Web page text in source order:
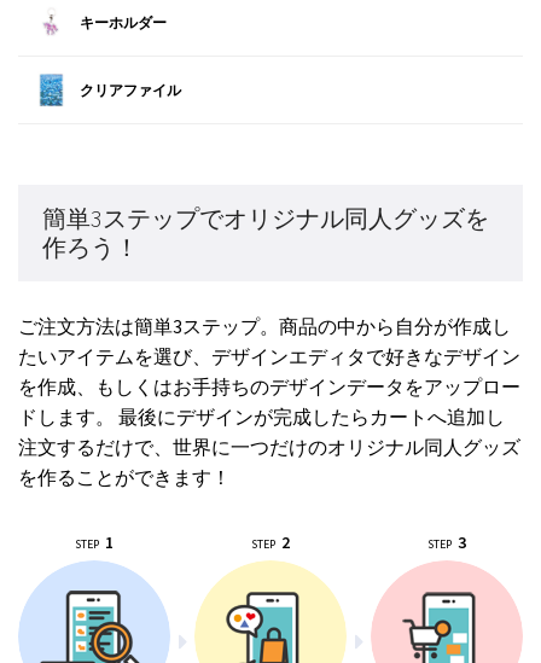
キーホルダー
クリアファイル
簡単3ステップでオリジナル同人グッズを
作ろう！
ご注文方法は簡単3ステップ。商品の中から自分が作成し
たいアイテムを選び、デザインエディタで好きなデザイン
を作成、もしくはお手持ちのデザインデータをアップロー
ドします。 最後にデザインが完成したらカートへ追加し
注文するだけで、世界に一つだけのオリジナル同人グッズ
を作ることができます！
STEP 1 STEP 2 STEP 3